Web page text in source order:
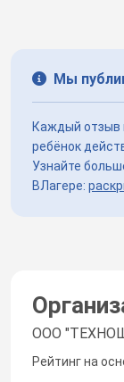
Мы
Каждый отзыв
ребёнок
Узнайте
ВЛагере:
ООО
Рейтинг на